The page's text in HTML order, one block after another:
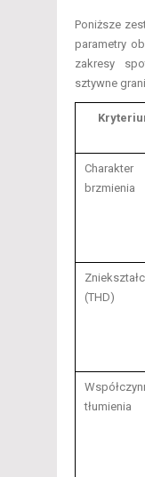
Poniższe
parametry
zakresy
sztywne
Charakter
brzmienia
(THD)
tłumienia